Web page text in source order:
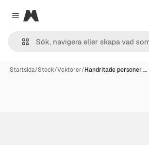
Close menu
Magnific
Startsida/Stock/Vektorer/Handritade personer …